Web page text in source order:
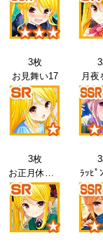
3枚
お見舞い17
月夜
3枚
お正月休み18
ﾗｯﾋﾟ